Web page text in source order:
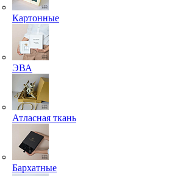
Картонные
ЭВА
Атласная ткань
Бархатные